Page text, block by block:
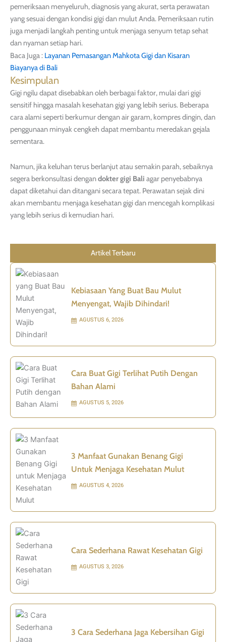
pemeriksaan menyeluruh, diagnosis yang akurat, serta perawatan
yang sesuai dengan kondisi gigi dan mulut Anda. Pemeriksaan rutin
juga menjadi langkah penting untuk menjaga senyum tetap sehat
dan nyaman setiap hari.
Baca Juga : Layanan Pemasangan Mahkota Gigi dan Kisaran
Biayanya di Bali
Kesimpulan
Gigi ngilu dapat disebabkan oleh berbagai faktor, mulai dari gigi
sensitif hingga masalah kesehatan gigi yang lebih serius. Beberapa
cara alami seperti berkumur dengan air garam, kompres dingin, dan
penggunaan minyak cengkeh dapat membantu meredakan gejala
sementara.
Namun, jika keluhan terus berlanjut atau semakin parah, sebaiknya
segera berkonsultasi dengandokter gigi Bali agar penyebabnya
dapat diketahui dan ditangani secara tepat. Perawatan sejak dini
akan membantu menjaga kesehatan gigi dan mencegah komplikasi
yang lebih serius di kemudian hari.
Artikel Terbaru
Kebiasaan Yang Buat Bau Mulut
Menyengat, Wajib Dihindari!
AGUSTUS 6, 2026
Cara Buat Gigi Terlihat Putih Dengan
Bahan Alami
AGUSTUS 5, 2026
3 Manfaat Gunakan Benang Gigi
Untuk Menjaga Kesehatan Mulut
AGUSTUS 4, 2026
Cara Sederhana Rawat Kesehatan Gigi
AGUSTUS 3, 2026
3 Cara Sederhana Jaga Kebersihan Gigi